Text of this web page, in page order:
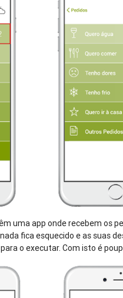
uma app onde recebem os
fica esquecido e as suas
o executar. Com isto é